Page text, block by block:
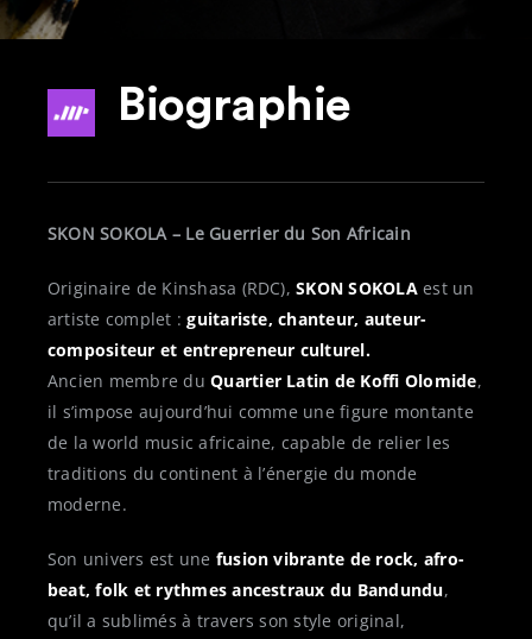
Biographie
SKON SOKOLA – Le Guerrier du Son Africain
Originaire de Kinshasa (RDC), SKON SOKOLAest un
artiste complet :guitariste, chanteur, auteur-
compositeur et entrepreneur culturel.
Ancien membre du Quartier Latin de Koffi Olomide,
il s’impose aujourd’hui comme une figure montante
de la world music africaine, capable de relier les
traditions du continent à l’énergie du monde
moderne.
Son univers est une fusion vibrante de rock, afro-
beat, folk et rythmes ancestraux du Bandundu,
qu’il a sublimés à travers son style original,